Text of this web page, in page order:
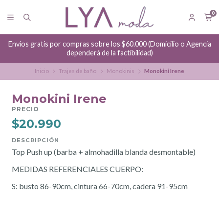
0
Envíos gratis por compras sobre los $60.000 (Domicilio o Agencia
dependerá de la factibilidad)
Inicio Trajes de baño Monokinis Monokini Irene
Monokini Irene
PRECIO
$20.990
DESCRIPCIÓN
Top Push up (barba + almohadilla blanda desmontable)
MEDIDAS REFERENCIALES CUERPO:
S: busto 86-90cm, cintura 66-70cm, cadera 91-95cm